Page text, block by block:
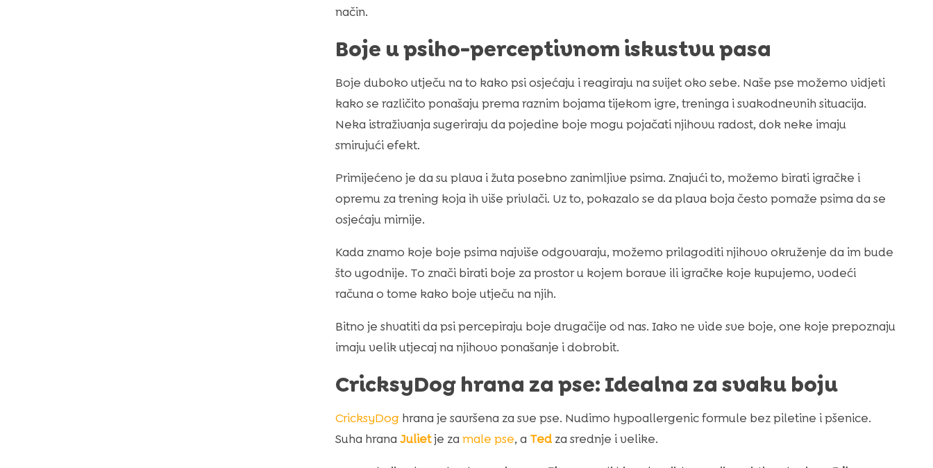
način.
Boje u psiho-perceptivnom iskustvu pasa
Boje duboko utječu na to kako psi osjećaju i reagiraju na svijet oko sebe. Naše pse možemo vidjeti
kako se različito ponašaju prema raznim bojama tijekom igre, treninga i svakodnevnih situacija.
Neka istraživanja sugeriraju da pojedine boje mogu pojačati njihovu radost, dok neke imaju
smirujući efekt.
Primijećeno je da su plava i žuta posebno zanimljive psima. Znajući to, možemo birati igračke i
opremu za trening koja ih više privlači. Uz to, pokazalo se da plava boja često pomaže psima da se
osjećaju mirnije.
Kada znamo koje boje psima najviše odgovaraju, možemo prilagoditi njihovo okruženje da im bude
što ugodnije. To znači birati boje za prostor u kojem borave ili igračke koje kupujemo, vodeći
računa o tome kako boje utječu na njih.
Bitno je shvatiti da psi percepiraju boje drugačije od nas. Iako ne vide sve boje, one koje prepoznaju
imaju velik utjecaj na njihovo ponašanje i dobrobit.
CricksyDog hrana za pse: Idealna za svaku boju
CricksyDoghrana je savršena za sve pse. Nudimo hypoallergenic formule bez piletine i pšenice.
Suha hrana Julietje za male pse, a Tedza srednje i velike.